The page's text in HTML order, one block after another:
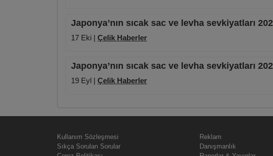
Japonya’nın sıcak sac ve levha sevkiyatları
17 Eki | Çelik Haberler
Japonya’nın sıcak sac ve levha sevkiyatları
19 Eyl | Çelik Haberler
Kullanım Sözleşmesi
Sıkça Sorulan Sorular
Reklam
Danışmanlık